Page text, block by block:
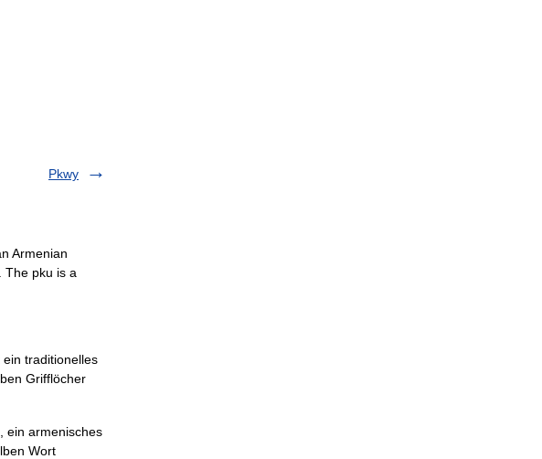
Pkwy
Armenian
The pku is a
traditionelles
Grifflöcher
ein armenisches
Wort